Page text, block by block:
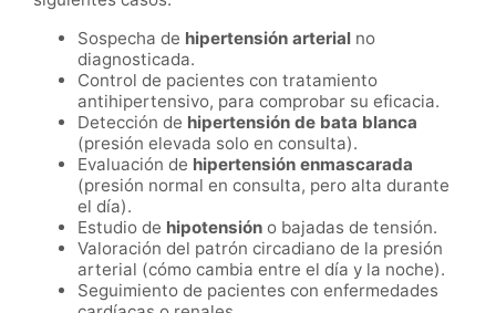
Sospecha de hipertensión arterial no
diagnosticada.
Control de pacientes con tratamiento
antihipertensivo, para comprobar su eficacia.
Detección de hipertensión de bata blanca
(presión elevada solo en consulta).
Evaluación de hipertensión enmascarada
(presión normal en consulta, pero alta durante
el día).
Estudio de hipotensión o bajadas de tensión.
Valoración del patrón circadiano de la presión
arterial (cómo cambia entre el día y la noche).
Seguimiento de pacientes con enfermedades